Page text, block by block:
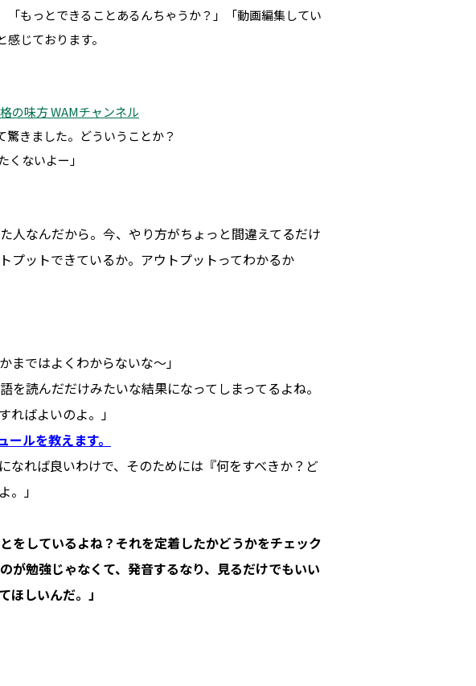
もっとできることあるんちゃうか？」「動画編集してい
じております。
の味方 WAMチャンネル
きました。どういうことか？
ないよー」
人なんだから。今、やり方がちょっと間違えてるだけ
プットできているか。アウトプットってわかるか
ではよくわからないな～」
読んだだけみたいな結果になってしまってるよね。
ばよいのよ。」
ルを教えます。
なれば良いわけで、そのためには『何をすべきか？ど
。」
をしているよね？それを定着したかどうかをチェック
が勉強じゃなくて、発音するなり、見るだけでもいい
しいんだ。」